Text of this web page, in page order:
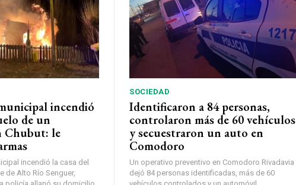
incendió
de un
Chubut: le
incendió la casa del
de Alto Río Senguer,
SOCIEDAD
Identificaron a 84 personas,
controlaron más de 60 vehículos
y secuestraron un auto en
Comodoro
Un operativo preventivo en Comodoro Rivadavia
dejó 84 personas identificadas, más de 60